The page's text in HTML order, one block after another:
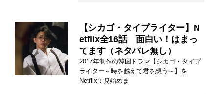
【シカゴ・タイプライター】N
etflix全16話 面白い！はまっ
てます（ネタバレ無し）
2017年制作の韓国ドラマ【シカゴ・タイプ
ライター～時を越えて君を想う～】を
Netflixで見始めま